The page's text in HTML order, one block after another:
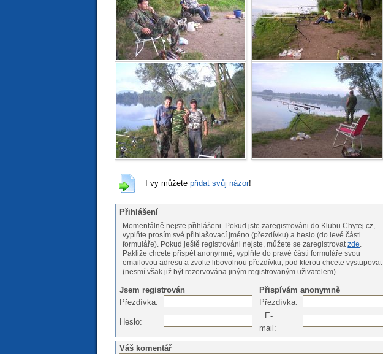
I vy můžete přidat svůj názor!
Přihlášení
Momentálně nejste přihlášeni. Pokud jste zaregistrováni do Klubu Chytej.cz,
vyplňte prosím své přihlašovací jméno (přezdívku) a heslo (do levé části
formuláře). Pokud ještě registrováni nejste, můžete se zaregistrovatzde.
Pakliže chcete přispět anonymně, vyplňte do pravé části formuláře svou
emailovou adresu a zvolte libovolnou přezdívku, pod kterou chcete vystupovat
(nesmí však již být rezervována jiným registrovaným uživatelem).
Jsem registrován
Přispívám anonymně
Přezdívka:
Přezdívka:
Heslo:
E-
mail:
Váš komentář